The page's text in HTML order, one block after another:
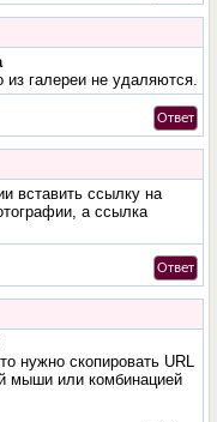
из галереи не удаляются.
Ответ
вставить ссылку на
а ссылка
Ответ
нужно скопировать URL
мыши или комбинацией